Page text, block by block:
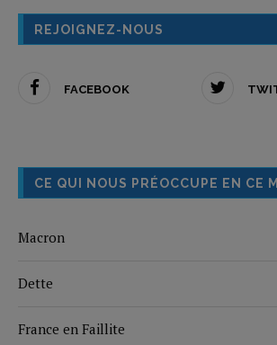
REJOIGNEZ-NOUS
FACEBOOK
CE QUI NOUS PRÉOCCUPE EN CE
Macron
Dette
France en Faillite